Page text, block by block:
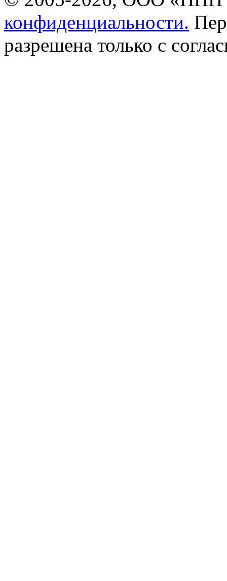
конфиденциальности.
разрешена только с